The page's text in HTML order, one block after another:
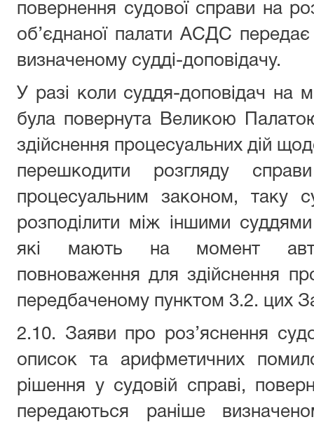
повернення судової справи на
об’єднаної палати АСДС
визначеному судді-доповідачу.
У разі коли суддя-доповідач на
була повернута Великою
здійснення процесуальних дій
перешкодити розгляду
процесуальним законом,
розподілити між іншими
які мають на момент
повноваження для здійснення
передбаченому пунктом 3.2. цих
2.10. Заяви про роз’яснення
описок та арифметичних
рішення у судовій справі,
передаються раніше